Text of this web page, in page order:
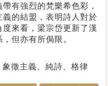
有強烈的梵樂希色彩，
的結盟，表明詩人對於
來看，梁宗岱更新了漢
但亦有所侷限。
徵主義、純詩、格律